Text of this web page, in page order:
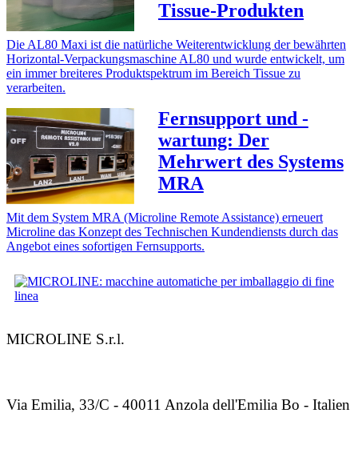
Tissue-Produkten
Die AL80 Maxi ist die natürliche Weiterentwicklung der bewährten
Horizontal-Verpackungsmaschine AL80 und wurde entwickelt, um
ein immer breiteres Produktspektrum im Bereich Tissue zu
verarbeiten.
Fernsupport und -
wartung: Der
Mehrwert des Systems
MRA
Mit dem System MRA (Microline Remote Assistance) erneuert
Microline das Konzept des Technischen Kundendiensts durch das
Angebot eines sofortigen Fernsupports.
MICROLINE S.r.l.
Via Emilia, 33/C - 40011 Anzola dell'Emilia Bo - Italien